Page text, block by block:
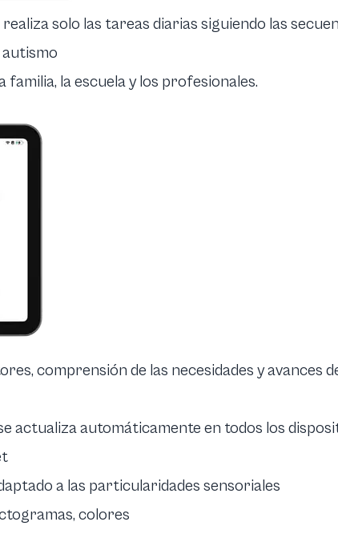
solo las tareas diarias siguiendo las
la escuela y los profesionales.
comprensión de las necesidades y avances
actualiza automáticamente en todos los
a las particularidades sensoriales
colores